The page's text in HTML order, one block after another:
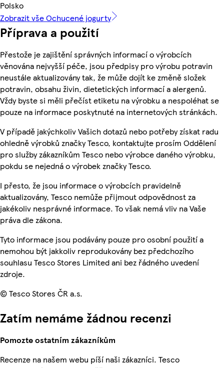
Polsko
Zobrazit vše Ochucené jogurty
Příprava a použití
Přestože je zajištění správných informací o výrobcích
věnována nejvyšší péče, jsou předpisy pro výrobu potravin
neustále aktualizovány tak, že může dojít ke změně složek
potravin, obsahu živin, dietetických informací a alergenů.
Vždy byste si měli přečíst etiketu na výrobku a nespoléhat se
pouze na informace poskytnuté na internetových stránkách.
V případě jakýchkoliv Vašich dotazů nebo potřeby získat radu
ohledně výrobků značky Tesco, kontaktujte prosím Oddělení
pro služby zákazníkům Tesco nebo výrobce daného výrobku,
pokdu se nejedná o výrobek značky Tesco.
I přesto, že jsou informace o výrobcích pravidelně
aktualizovány, Tesco nemůže přijmout odpovědnost za
jakékoliv nesprávné informace. To však nemá vliv na Vaše
práva dle zákona.
Tyto informace jsou podávány pouze pro osobní použití a
nemohou být jakkoliv reprodukovány bez předchozího
souhlasu Tesco Stores Limited ani bez řádného uvedení
zdroje.
© Tesco Stores ČR a.s.
Zatím nemáme žádnou recenzi
Pomozte ostatním zákazníkům
Recenze na našem webu píší naši zákazníci. Tesco